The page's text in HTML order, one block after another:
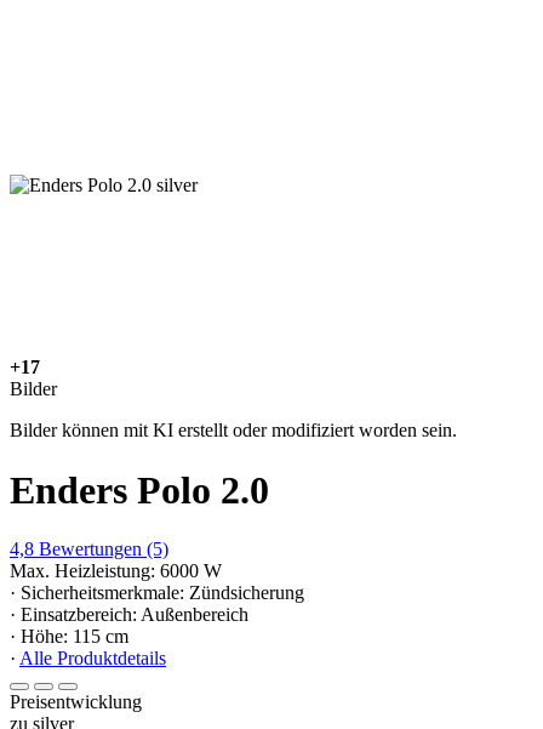
+17
Bilder
Bilder können mit KI erstellt oder modifiziert worden sein.
Enders Polo 2.0
4,8 Bewertungen (5)
Max. Heizleistung: 6000 W
· Sicherheitsmerkmale: Zündsicherung
· Einsatzbereich: Außenbereich
· Höhe: 115 cm
· Alle Produktdetails
Preisentwicklung
zu silver